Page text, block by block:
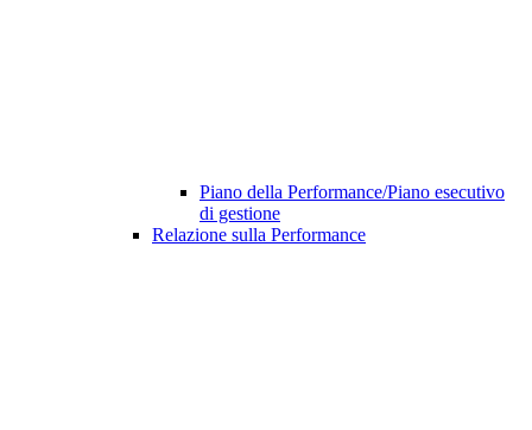
Piano della Performance/Piano esecutivo
di gestione
Relazione sulla Performance